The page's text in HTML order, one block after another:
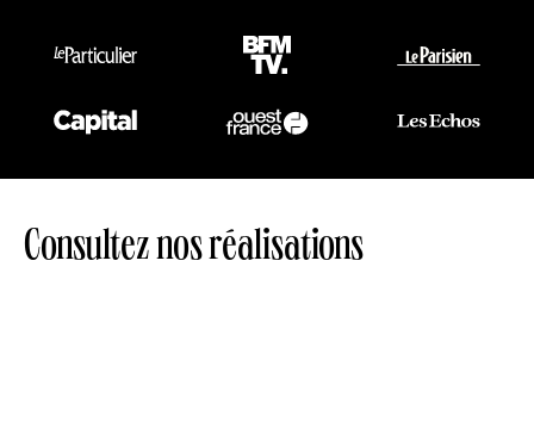
Consultez nos réalisations